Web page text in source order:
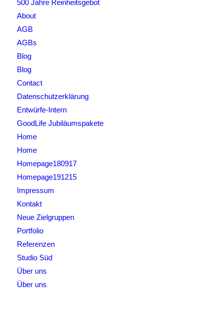
500 Jahre Reinheitsgebot
About
AGB
AGBs
Blog
Blog
Contact
Datenschutzerklärung
Entwürfe-Intern
GoodLife Jubiläumspakete
Home
Home
Homepage180917
Homepage191215
Impressum
Kontakt
Neue Zielgruppen
Portfolio
Referenzen
Studio Süd
Über uns
Über uns